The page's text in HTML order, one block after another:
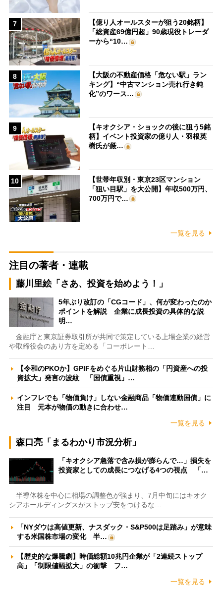
7
【億り人オールスターが狙う20銘柄】
「総資産69億円超」90歳現役トレーダ
ーから“10…
8
【大阪の不動産価格「危ない駅」ラン
キング】“中古マンション売れ行き鈍
化”のワース…
9
【キオクシア・ショックの後に狙う5銘
柄】イベント投資家の億り人・羽根英
樹氏が厳…
10
【世帯年収別・東京23区マンション
「狙い目駅」を大公開】年収500万円、
700万円で…
一覧を見る
注目の著者・連載
藤川里絵「さあ、投資を始めよう！」
5年ぶり改訂の「CGコード」、何が変わったのか
ポイントを解説 企業に成長投資の具体的な説
明…
金融庁と東京証券取引所が共同で策定している上場企業の経営
や取締役会のあり方を定める「コーポレート…
【令和のPKOか】GPIFをめぐる片山財務相の「円資産への投
資拡大」発言の波紋 「国債重視」…
インフレでも「物価負け」しない金融商品「物価連動国債」に
注目 元本が物価の動きに合わせ…
一覧を見る
森口亮「まるわかり市況分析」
「キオクシア急落で含み損が膨らんで…」損失を
投資家としての成長につなげる4つの視点 「…
半導体株を中心に相場の調整色が強まり、7月中旬にはキオク
シアホールディングスがストップ安をつけるな…
「NYダウは高値更新、ナスダック・S&P500は足踏み」が意味
する米国株市場の変化 半…
【歴史的な爆騰劇】時価総額10兆円企業が「2連続ストップ
高」「制限値幅拡大」の衝撃 フ…
一覧を見る